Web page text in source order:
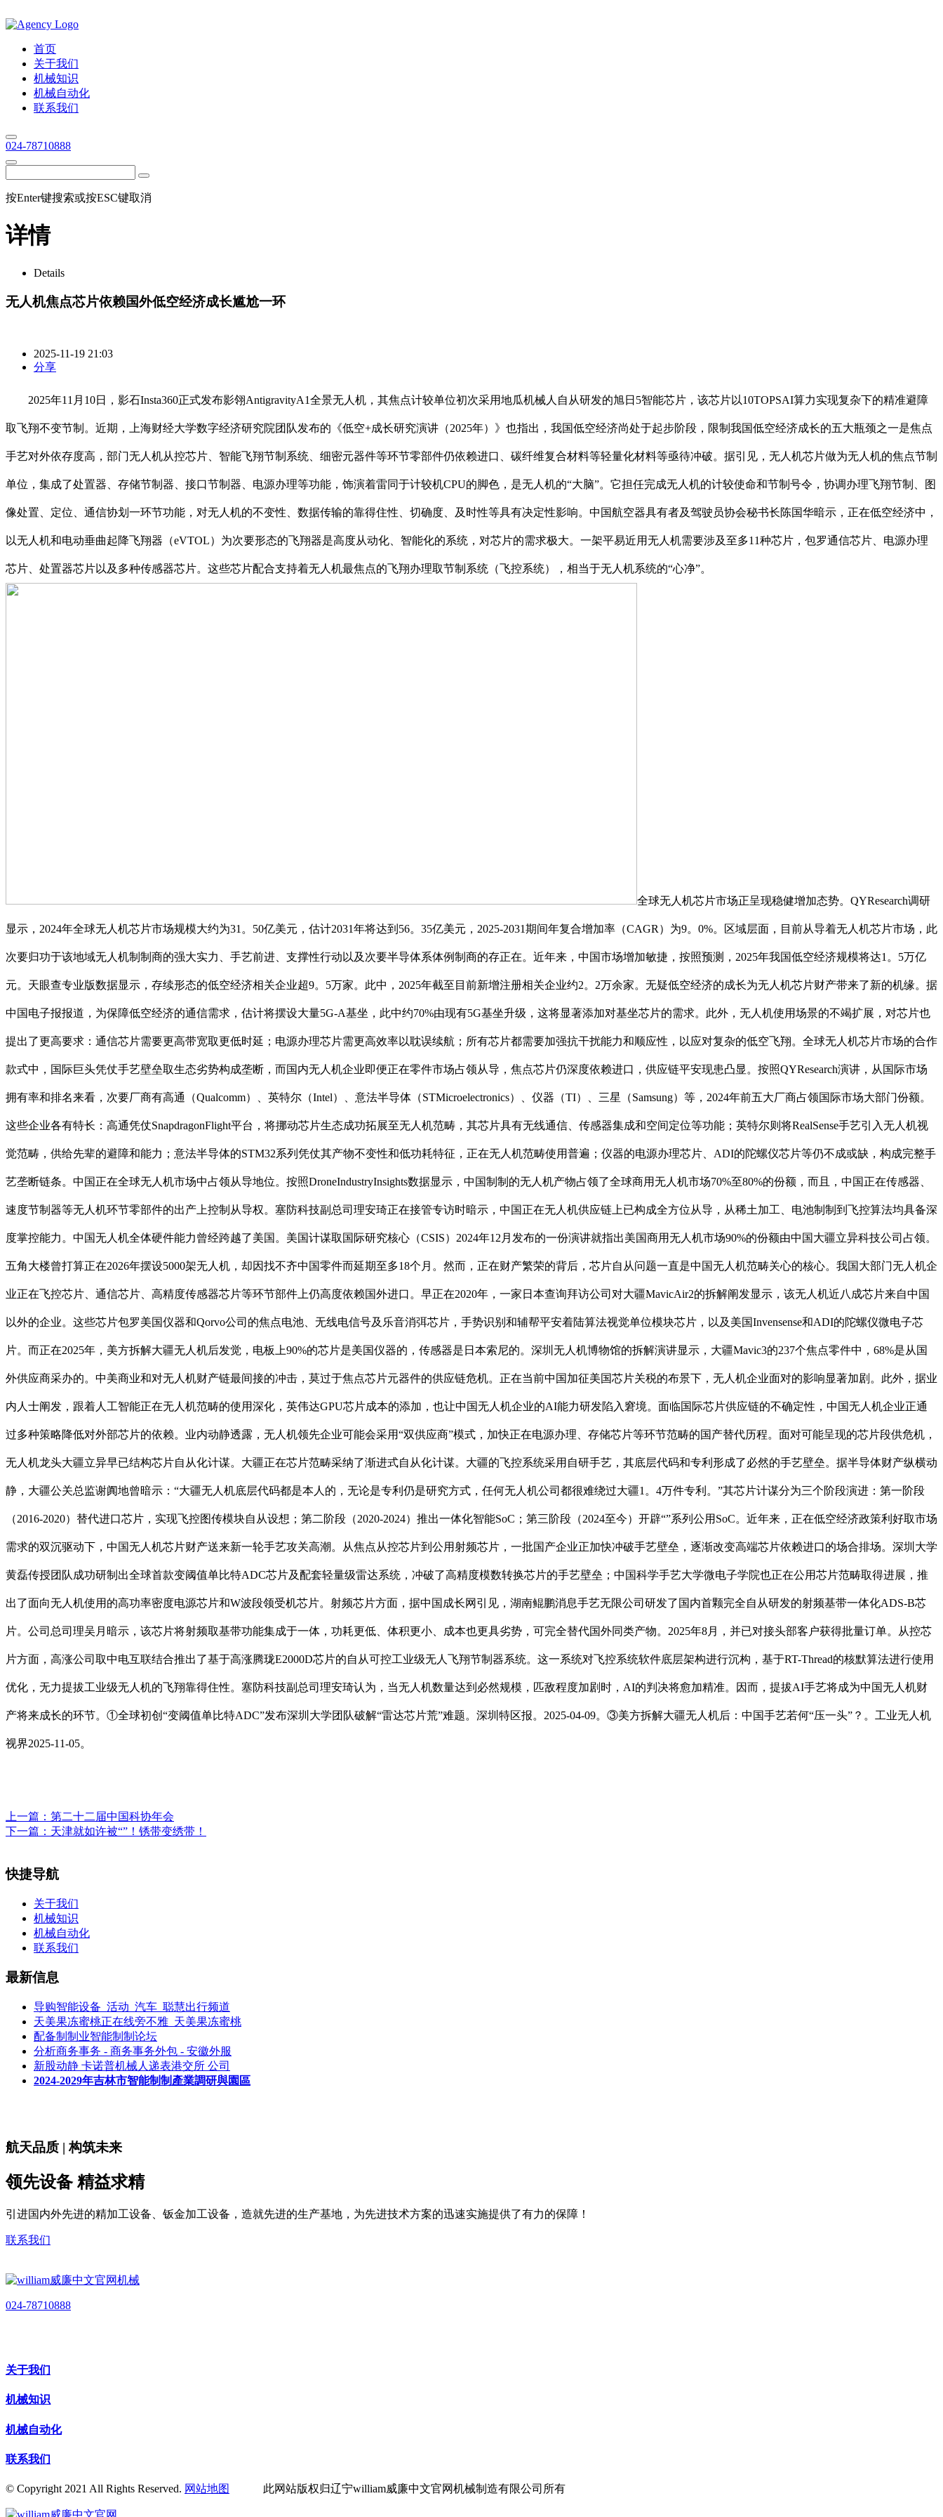
首页
关于我们
机械知识
机械自动化
联系我们
024-78710888
按Enter键搜索或按ESC键取消
详情
Details
无人机焦点芯片依赖国外低空经济成长尴尬一环
2025-11-19 21:03
分享
2025年11月10日，影石Insta360正式发布影翎AntigravityA1全景无人机，其焦点计较单位初次采用地瓜机械人自从研发的旭日5智能芯片，该芯片以10TOPSAI算力实现复杂下的精准避障
取飞翔不变节制。近期，上海财经大学数字经济研究院团队发布的《低空+成长研究演讲（2025年）》也指出，我国低空经济尚处于起步阶段，限制我国低空经济成长的五大瓶颈之一是焦点
手艺对外依存度高，部门无人机从控芯片、智能飞翔节制系统、细密元器件等环节零部件仍依赖进口、碳纤维复合材料等轻量化材料等亟待冲破。据引见，无人机芯片做为无人机的焦点节制
单位，集成了处置器、存储节制器、接口节制器、电源办理等功能，饰演着雷同于计较机CPU的脚色，是无人机的“大脑”。它担任完成无人机的计较使命和节制号令，协调办理飞翔节制、图
像处置、定位、通信协划一环节功能，对无人机的不变性、数据传输的靠得住性、切确度、及时性等具有决定性影响。中国航空器具有者及驾驶员协会秘书长陈国华暗示，正在低空经济中，
以无人机和电动垂曲起降飞翔器（eVTOL）为次要形态的飞翔器是高度从动化、智能化的系统，对芯片的需求极大。一架平易近用无人机需要涉及至多11种芯片，包罗通信芯片、电源办理
芯片、处置器芯片以及多种传感器芯片。这些芯片配合支持着无人机最焦点的飞翔办理取节制系统（飞控系统），相当于无人机系统的“心净”。
全球无人机芯片市场正呈现稳健增加态势。QYResearch调研
显示，2024年全球无人机芯片市场规模大约为31。50亿美元，估计2031年将达到56。35亿美元，2025-2031期间年复合增加率（CAGR）为9。0%。区域层面，目前从导着无人机芯片市场，此
次要归功于该地域无人机制制商的强大实力、手艺前进、支撑性行动以及次要半导体系体例制商的存正在。近年来，中国市场增加敏捷，按照预测，2025年我国低空经济规模将达1。5万亿
元。天眼查专业版数据显示，存续形态的低空经济相关企业超9。5万家。此中，2025年截至目前新增注册相关企业约2。2万余家。无疑低空经济的成长为无人机芯片财产带来了新的机缘。据
中国电子报报道，为保障低空经济的通信需求，估计将摆设大量5G-A基坐，此中约70%由现有5G基坐升级，这将显著添加对基坐芯片的需求。此外，无人机使用场景的不竭扩展，对芯片也
提出了更高要求：通信芯片需要更高带宽取更低时延；电源办理芯片需更高效率以耽误续航；所有芯片都需要加强抗干扰能力和顺应性，以应对复杂的低空飞翔。全球无人机芯片市场的合作
款式中，国际巨头凭仗手艺壁垒取生态劣势构成垄断，而国内无人机企业即便正在零件市场占领从导，焦点芯片仍深度依赖进口，供应链平安现患凸显。按照QYResearch演讲，从国际市场
拥有率和排名来看，次要厂商有高通（Qualcomm）、英特尔（Intel）、意法半导体（STMicroelectronics）、仪器（TI）、三星（Samsung）等，2024年前五大厂商占领国际市场大部门份额。
这些企业各有特长：高通凭仗SnapdragonFlight平台，将挪动芯片生态成功拓展至无人机范畴，其芯片具有无线通信、传感器集成和空间定位等功能；英特尔则将RealSense手艺引入无人机视
觉范畴，供给先辈的避障和能力；意法半导体的STM32系列凭仗其产物不变性和低功耗特征，正在无人机范畴使用普遍；仪器的电源办理芯片、ADI的陀螺仪芯片等仍不成或缺，构成完整手
艺垄断链条。中国正在全球无人机市场中占领从导地位。按照DroneIndustryInsights数据显示，中国制制的无人机产物占领了全球商用无人机市场70%至80%的份额，而且，中国正在传感器、
速度节制器等无人机环节零部件的出产上控制从导权。塞防科技副总司理安琦正在接管专访时暗示，中国正在无人机供应链上已构成全方位从导，从稀土加工、电池制制到飞控算法均具备深
度掌控能力。中国无人机全体硬件能力曾经跨越了美国。美国计谋取国际研究核心（CSIS）2024年12月发布的一份演讲就指出美国商用无人机市场90%的份额由中国大疆立异科技公司占领。
五角大楼曾打算正在2026年摆设5000架无人机，却因找不齐中国零件而延期至多18个月。然而，正在财产繁荣的背后，芯片自从问题一直是中国无人机范畴关心的核心。我国大部门无人机企
业正在飞控芯片、通信芯片、高精度传感器芯片等环节部件上仍高度依赖国外进口。早正在2020年，一家日本查询拜访公司对大疆MavicAir2的拆解阐发显示，该无人机近八成芯片来自中国
以外的企业。这些芯片包罗美国仪器和Qorvo公司的焦点电池、无线电信号及乐音消弭芯片，手势识别和辅帮平安着陆算法视觉单位模块芯片，以及美国Invensense和ADI的陀螺仪微电子芯
片。而正在2025年，美方拆解大疆无人机后发觉，电板上90%的芯片是美国仪器的，传感器是日本索尼的。深圳无人机博物馆的拆解演讲显示，大疆Mavic3的237个焦点零件中，68%是从国
外供应商采办的。中美商业和对无人机财产链最间接的冲击，莫过于焦点芯片元器件的供应链危机。正在当前中国加征美国芯片关税的布景下，无人机企业面对的影响显著加剧。此外，据业
内人士阐发，跟着人工智能正在无人机范畴的使用深化，英伟达GPU芯片成本的添加，也让中国无人机企业的AI能力研发陷入窘境。面临国际芯片供应链的不确定性，中国无人机企业正通
过多种策略降低对外部芯片的依赖。业内动静透露，无人机领先企业可能会采用“双供应商”模式，加快正在电源办理、存储芯片等环节范畴的国产替代历程。面对可能呈现的芯片段供危机，
无人机龙头大疆立异早已结构芯片自从化计谋。大疆正在芯片范畴采纳了渐进式自从化计谋。大疆的飞控系统采用自研手艺，其底层代码和专利形成了必然的手艺壁垒。据半导体财产纵横动
静，大疆公关总监谢阗地曾暗示：“大疆无人机底层代码都是本人的，无论是专利仍是研究方式，任何无人机公司都很难绕过大疆1。4万件专利。”其芯片计谋分为三个阶段演进：第一阶段
（2016-2020）替代进口芯片，实现飞控图传模块自从设想；第二阶段（2020-2024）推出一体化智能SoC；第三阶段（2024至今）开辟“”系列公用SoC。近年来，正在低空经济政策利好取市场
需求的双沉驱动下，中国无人机芯片财产送来新一轮手艺攻关高潮。从焦点从控芯片到公用射频芯片，一批国产企业正加快冲破手艺壁垒，逐渐改变高端芯片依赖进口的场合排场。深圳大学
黄磊传授团队成功研制出全球首款变阈值单比特ADC芯片及配套轻量级雷达系统，冲破了高精度模数转换芯片的手艺壁垒；中国科学手艺大学微电子学院也正在公用芯片范畴取得进展，推
出了面向无人机使用的高功率密度电源芯片和W波段领受机芯片。射频芯片方面，据中国成长网引见，湖南鲲鹏消息手艺无限公司研发了国内首颗完全自从研发的射频基带一体化ADS-B芯
片。公司总司理吴月暗示，该芯片将射频取基带功能集成于一体，功耗更低、体积更小、成本也更具劣势，可完全替代国外同类产物。2025年8月，并已对接头部客户获得批量订单。从控芯
片方面，高涨公司取中电互联结合推出了基于高涨腾珑E2000D芯片的自从可控工业级无人飞翔节制器系统。这一系统对飞控系统软件底层架构进行沉构，基于RT-Thread的核默算法进行使用
优化，无力提拔工业级无人机的飞翔靠得住性。塞防科技副总司理安琦认为，当无人机数量达到必然规模，匹敌程度加剧时，AI的判决将愈加精准。因而，提拔AI手艺将成为中国无人机财
产将来成长的环节。①全球初创“变阈值单比特ADC”发布深圳大学团队破解“雷达芯片荒”难题。深圳特区报。2025-04-09。③美方拆解大疆无人机后：中国手艺若何“压一头”？。工业无人机
视界2025-11-05。
上一篇： 第二十二届中国科协年会
下一篇： 天津就如许被“”！锈带变绣带！
快捷导航
关于我们
机械知识
机械自动化
联系我们
最新信息
导购智能设备_活动_汽车_聪慧出行频道
天美果冻蜜桃正在线旁不雅_天美果冻蜜桃
配备制制业智能制制论坛
分析商务事务 - 商务事务外包 - 安徽外服
新股动静 卡诺普机械人递表港交所 公司
2024-2029年吉林市智能制制產業調研與園區
航天品质 | 构筑未来
领先设备 精益求精
引进国内外先进的精加工设备、钣金加工设备，造就先进的生产基地，为先进技术方案的迅速实施提供了有力的保障！
联系我们
024-78710888
关于我们
机械知识
机械自动化
联系我们
© Copyright 2021 All Rights Reserved. 网站地图 此网站版权归辽宁william威廉中文官网机械制造有限公司所有